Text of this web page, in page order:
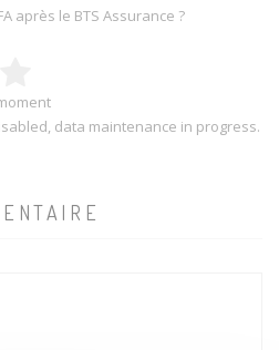
après le BTS Assurance ?
data maintenance in progress.